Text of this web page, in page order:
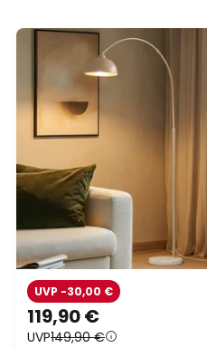
119,90 €
UVP149,90 €
UVP -30,00 €